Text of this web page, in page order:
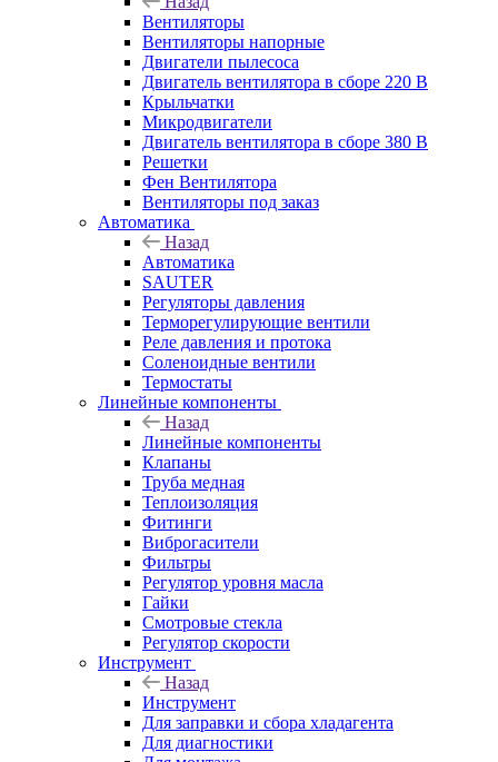
Вентиляторы
Вентиляторы напорные
Двигатели пылесоса
Двигатель вентилятора в сборе 220 В
Крыльчатки
Микродвигатели
Двигатель вентилятора в сборе 380 В
Решетки
Фен Вентилятора
Вентиляторы под заказ
Автоматика
Назад
Автоматика
SAUTER
Регуляторы давления
Терморегулирующие вентили
Реле давления и протока
Соленоидные вентили
Термостаты
Линейные компоненты
Назад
Линейные компоненты
Клапаны
Труба медная
Теплоизоляция
Фитинги
Виброгасители
Фильтры
Регулятор уровня масла
Гайки
Смотровые стекла
Регулятор скорости
Инструмент
Назад
Инструмент
Для заправки и сбора хладагента
Для диагностики